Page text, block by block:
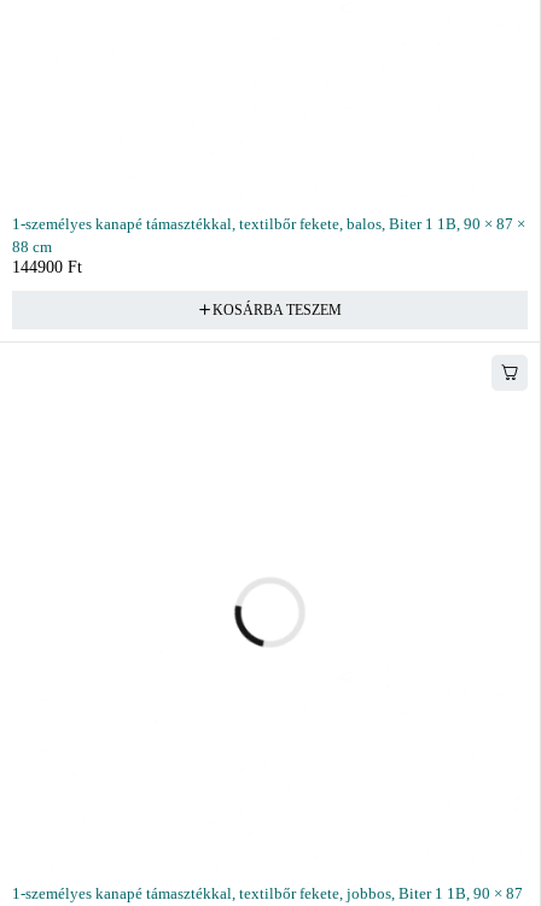
1-személyes kanapé támasztékkal, textilbőr fekete, balos, Biter 1 1B, 90 × 87 ×
88 cm
144900 Ft
KOSÁRBA TESZEM
1-személyes kanapé támasztékkal, textilbőr fekete, jobbos, Biter 1 1B, 90 × 87